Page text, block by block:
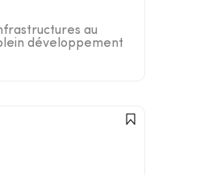
au
développement